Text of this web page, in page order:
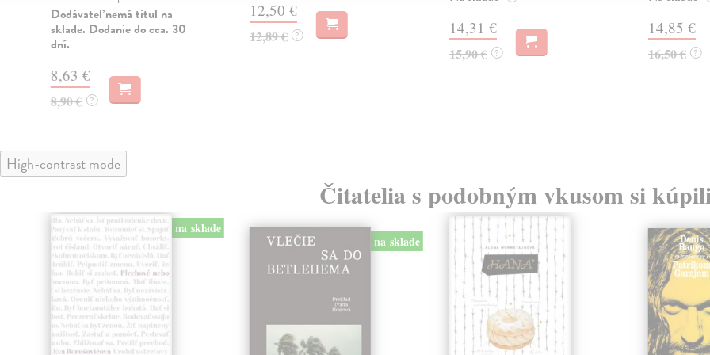
Dodávateľ nemá titul na
sklade. Dodanie do cca. 30
dní.
8,63 €
8,90 € ?
12,50 €
12,89 € ? 14,31 €
15,90 € ?
14,85 €
16,50 € ?
High-contrast mode
Čitatelia s podobným vkusom si
na sklade
na sklade